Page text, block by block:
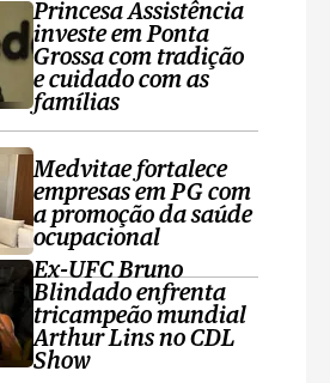
Princesa Assistência
investe em Ponta
Grossa com tradição
e cuidado com as
famílias
Medvitae fortalece
empresas em PG com
a promoção da saúde
ocupacional
Ex-UFC Bruno
Blindado enfrenta
tricampeão mundial
Arthur Lins no CDL
Show